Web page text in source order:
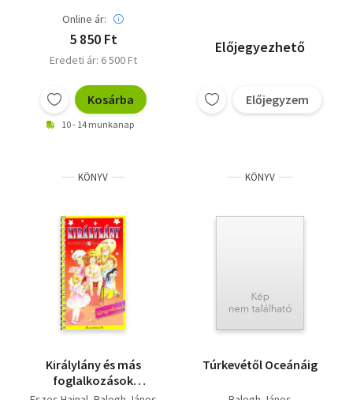
Online ár:
5 850 Ft
Eredeti ár: 6 500 Ft
Kosárba
10 - 14 munkanap
Előjegyezhető
Előjegyzem
KÖNYV
Királylány és más
foglalkozások
lányoknak
KÖNYV
Túrkevétől Oceánáig